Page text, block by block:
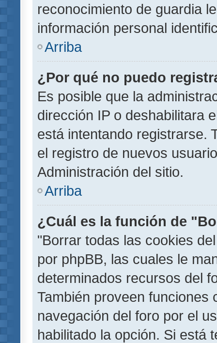
reconocimiento de guardia
información personal
Arriba
¿Por qué no puedo
Es posible que la
dirección IP o deshabilitara
está intentando registrarse.
el registro de nuevos
Administración del sitio.
Arriba
¿Cuál es la función de
"Borrar todas las cookies
por phpBB, las cuales le
determinados recursos del
También proveen funciones
navegación del foro por el
habilitado la opción. Si está